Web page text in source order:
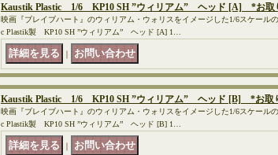
Kaustik Plastic 1/6 KP10 SH ”ウィリアム” ヘッド [A] *お取
映画『ブレイブハート』のウィリアム・ウォリスをイメージした1/6スケール
c Plastik製 KP10 SH ”ウィリアム” ヘッド [A] 1…
｜
Kaustik Plastic 1/6 KP10 SH ”ウィリアム” ヘッド [B] *お取
映画『ブレイブハート』のウィリアム・ウォリスをイメージした1/6スケール
c Plastik製 KP10 SH ”ウィリアム” ヘッド [B] 1…
｜